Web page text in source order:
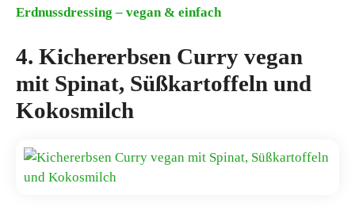
Erdnussdressing – vegan & einfach
4. Kichererbsen Curry vegan
mit Spinat, Süßkartoffeln und
Kokosmilch